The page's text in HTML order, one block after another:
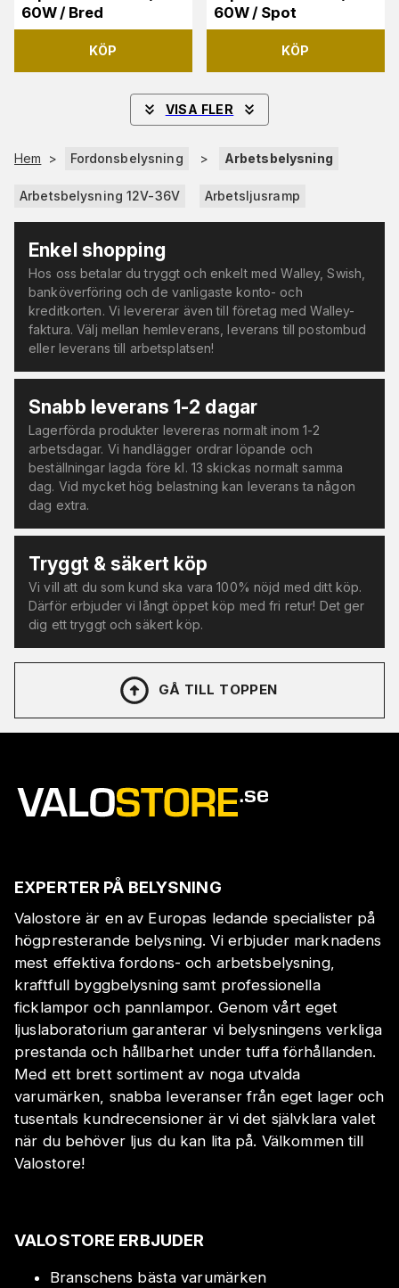
60W / Bred
KÖP
60W / Spot
KÖP
VISA FLER
Hem > Fordonsbelysning > Arbetsbelysning
Arbetsbelysning 12V-36V Arbetsljusramp
Enkel shopping
Hos oss betalar du tryggt och enkelt med Walley, Swish,
banköverföring och de vanligaste konto- och
kreditkorten. Vi levererar även till företag med Walley-
faktura. Välj mellan hemleverans, leverans till postombud
eller leverans till arbetsplatsen!
Snabb leverans 1-2 dagar
Lagerförda produkter levereras normalt inom 1-2
arbetsdagar. Vi handlägger ordrar löpande och
beställningar lagda före kl. 13 skickas normalt samma
dag. Vid mycket hög belastning kan leverans ta någon
dag extra.
Tryggt & säkert köp
Vi vill att du som kund ska vara 100% nöjd med ditt köp.
Därför erbjuder vi långt öppet köp med fri retur! Det ger
dig ett tryggt och säkert köp.
GÅ TILL TOPPEN
EXPERTER PÅ BELYSNING
Valostore är en av Europas ledande specialister på
högpresterande belysning. Vi erbjuder marknadens
mest effektiva fordons- och arbetsbelysning,
kraftfull byggbelysning samt professionella
ficklampor och pannlampor. Genom vårt eget
ljuslaboratorium garanterar vi belysningens verkliga
prestanda och hållbarhet under tuffa förhållanden.
Med ett brett sortiment av noga utvalda
varumärken, snabba leveranser från eget lager och
tusentals kundrecensioner är vi det självklara valet
när du behöver ljus du kan lita på. Välkommen till
Valostore!
VALOSTORE ERBJUDER
Branschens bästa varumärken